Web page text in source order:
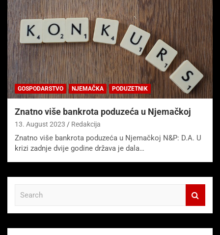
GOSPODARSTVO NJEMAČKA PODUZETNIK
Znatno više bankrota poduzeća u Njemačkoj
13. August 2023 Redakcija
Znatno više bankrota poduzeća u Njemačkoj N&P: D.A. U
krizi zadnje dvije godine država je dala…
c